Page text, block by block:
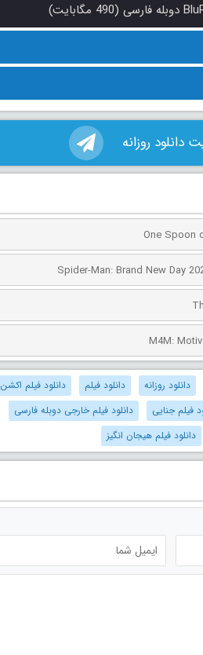
دانلود روزانه
دانلود روزانه دانلود فیلم
دانلود فیلم اکشن
فیلم جنایی
دانلود فیلم خارجی دوبله فارسی
دانلود فیلم هیجان انگیز